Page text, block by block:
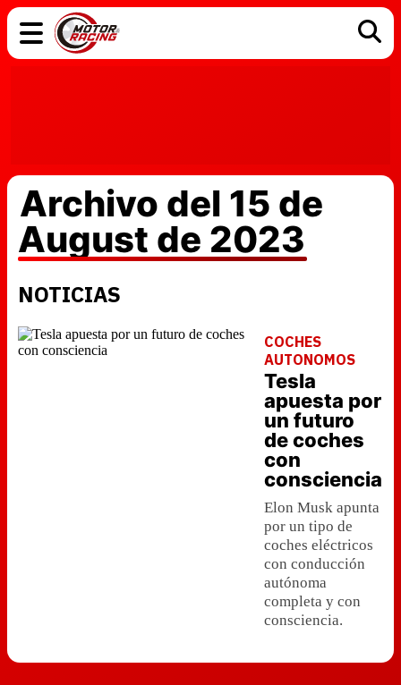
Archivo del 15 de
August de 2023
NOTICIAS
COCHES
AUTONOMOS
Tesla
apuesta por
un futuro
de coches
con
consciencia
Elon Musk apunta
por un tipo de
coches eléctricos
con conducción
autónoma
completa y con
consciencia.